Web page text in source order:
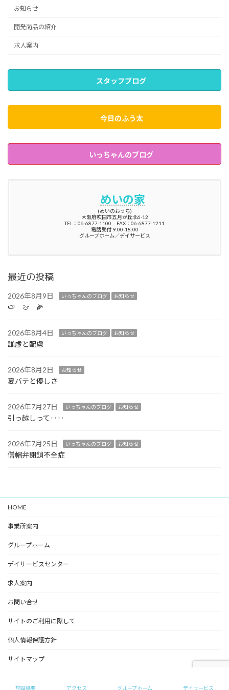
お知らせ
開発商品の紹介
求人案内
スタッフブログ
今日のふう太
いっちゃんのブログ
めいの家
(めいのおうち)
大阪府吹田市五月が丘北6-12
TEL：06-6877-1100 FAX：06-6877-1211
電話受付 9:00-18:00
グループホーム／デイサービス
最近の投稿
2026年8月9日 いっちゃんのブログ お知らせ
🍉 🍈 🌽
2026年8月4日 いっちゃんのブログ お知らせ
謙虚と配慮
2026年8月2日 お知らせ
夏バテと優しさ
2026年7月27日 いっちゃんのブログ お知らせ
引っ越しって‥‥
2026年7月25日 いっちゃんのブログ お知らせ
僧帽弁閉鎖不全症
HOME
事業所案内
グループホーム
デイサービスセンター
求人案内
お問い合せ
サイトのご利用に際して
個人情報保護方針
サイトマップ
施設概要 アクセス グループホーム デイサービス